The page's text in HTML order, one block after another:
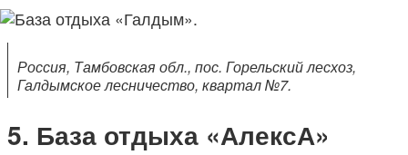
Россия, Тамбовская обл., пос. Горельский лесхоз,
Галдымское лесничество, квартал №7.
База отдыха «АлексА»